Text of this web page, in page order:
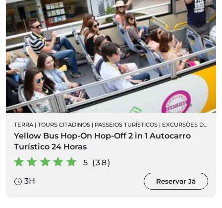
TERRA | TOURS CITADINOS | PASSEIOS TURÍSTICOS | EXCURSÕES DE AUTOCARRO
Yellow Bus Hop-On Hop-Off 2 in 1 Autocarro
Turístico 24 Horas
5 (38)
3H
Reservar Já